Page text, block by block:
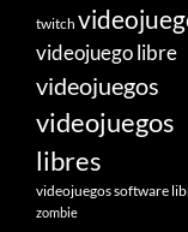
twitch
videojuego libre
videojuegos
videojuegos
libres
videojuegos software
zombie